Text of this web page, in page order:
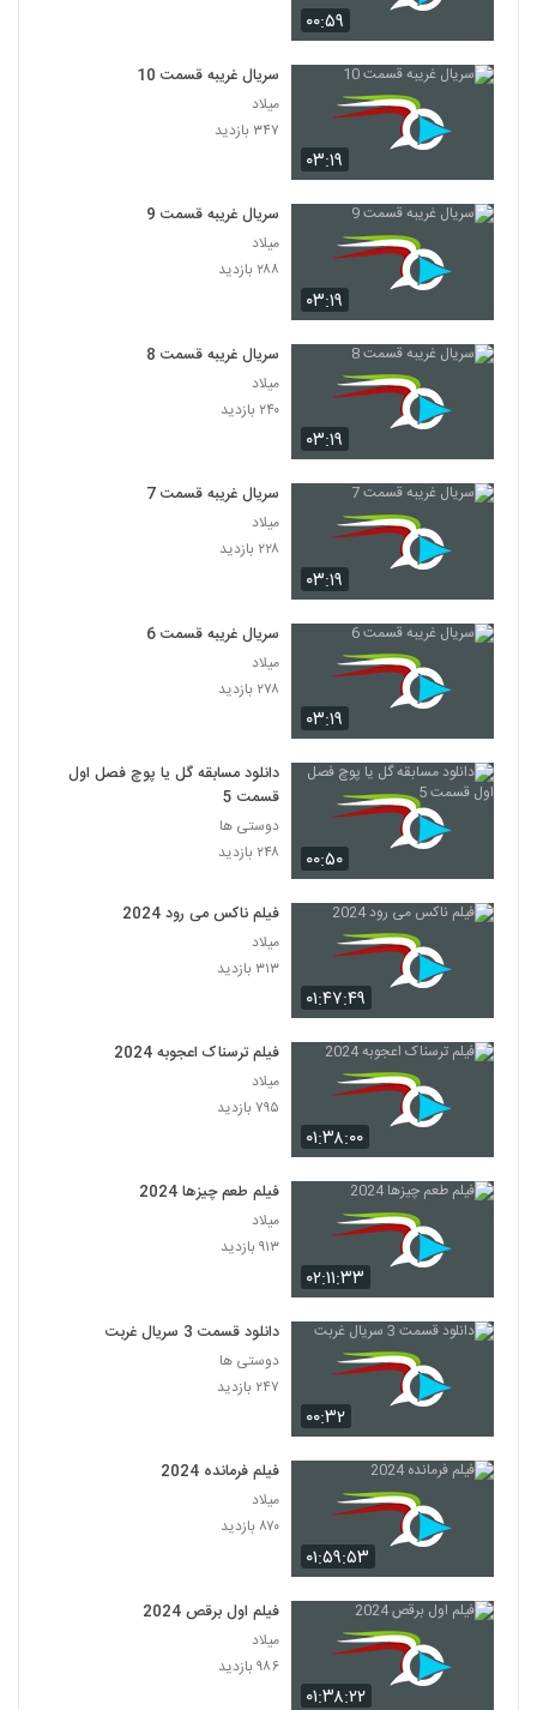
۰۰:۵۹
۰۳:۱۹
سریال غریبه قسمت 10
میلاد
۳۴۷ بازدید
۰۳:۱۹
سریال غریبه قسمت 9
میلاد
۲۸۸ بازدید
۰۳:۱۹
سریال غریبه قسمت 8
میلاد
۲۴۰ بازدید
۰۳:۱۹
سریال غریبه قسمت 7
میلاد
۲۲۸ بازدید
۰۳:۱۹
سریال غریبه قسمت 6
میلاد
۲۷۸ بازدید
۰۰:۵۰
دانلود مسابقه گل یا پوچ فصل اول
قسمت 5
دوستی ها
۲۴۸ بازدید
۰۱:۴۷:۴۹
فیلم ناکس می رود 2024
میلاد
۳۱۳ بازدید
۰۱:۳۸:۰۰
فیلم ترسناک اعجوبه 2024
میلاد
۷۹۵ بازدید
۰۲:۱۱:۳۳
فیلم طعم چیزها 2024
میلاد
۹۱۳ بازدید
۰۰:۳۲
دانلود قسمت 3 سریال غربت
دوستی ها
۲۴۷ بازدید
۰۱:۵۹:۵۳
فیلم فرمانده 2024
میلاد
۸۷۰ بازدید
۰۱:۳۸:۲۲
فیلم اول برقص 2024
میلاد
۹۸۶ بازدید